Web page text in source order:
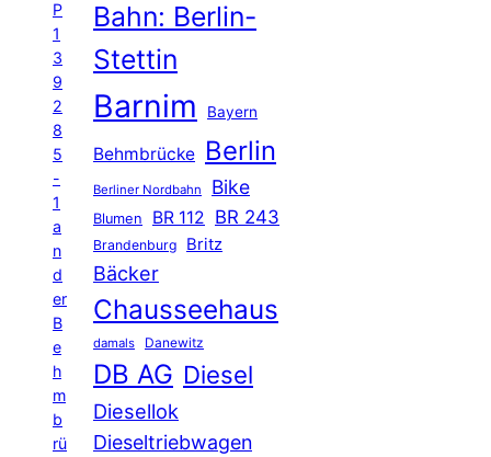
P
1
3
9
2
8
5
-
1
a
n
d
er
B
e
h
m
b
rü
Bahn: Berlin-
Stettin
Barnim Bayern
Behmbrücke Berlin
Berliner Nordbahn Bike
Blumen BR 112 BR 243
Brandenburg Britz
Bäcker
Chausseehaus
damals Danewitz
DB AG Diesel
Diesellok
Dieseltriebwagen